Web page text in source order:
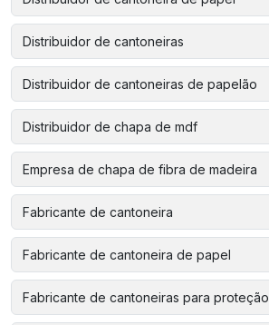
Distribuidor de cantoneiras
Distribuidor de cantoneiras de papelão
Distribuidor de chapa de mdf
Empresa de chapa de fibra de madeira
Fabricante de cantoneira
Fabricante de cantoneira de papel
Fabricante de cantoneiras para proteção